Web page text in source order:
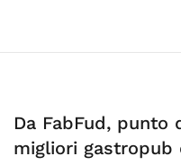
Da FabFud,
migliori gastropub